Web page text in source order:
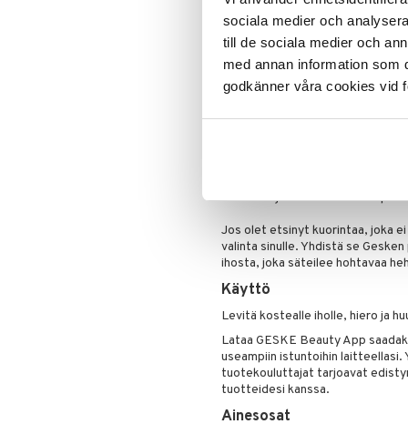
sociala medier och
till de sociala medier och
med annan information som
godkänner våra cookies vid
- Bambukuorintarakeet:
itsepintaiset epäpuhtaudet
Hellävarainen mutta
tarvitset vain pienen määrän
näyttää ja tuntuu
Saadaksesi parhaan hyödyn
jossa voit tehdä
käytetään luomaan oma
asiantuntijakoulutusvideoita
Jos olet etsinyt kuorintaa, joka ei
valinta sinulle. Yhdistä se
ihosta, joka säteilee hohtavaa
Käyttö
Levitä kostealle iholle, hiero ja
Lataa GESKE Beauty App
useampiin istuntoihin
tuotekouluttajat tarjoavat
tuotteidesi kanssa.
Ainesosat